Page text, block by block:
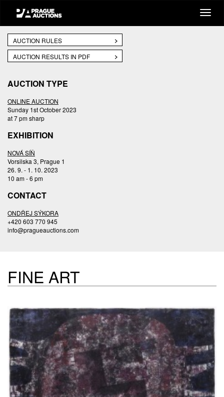
AUCTION RULES
AUCTION RESULTS IN PDF
AUCTION TYPE
ONLINE AUCTION
Sunday 1st October 2023
at 7 pm sharp
EXHIBITION
NOVÁ SÍŇ
Vorsilska 3, Prague 1
26. 9. - 1. 10. 2023
10 am - 6 pm
CONTACT
ONDŘEJ SÝKORA
+420 603 770 945
info@pragueauctions.com
FINE ART